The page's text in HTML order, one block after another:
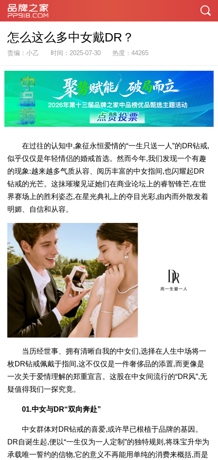
怎么这么多中女戴DR？
责编：小乙 时间：2025-07-30 热度：44265
在过往的认知中,象征永恒爱情的“一生只送一人”的DR钻戒,
似乎仅仅是年轻情侣的婚戒首选。然而今年,我们发现一个有趣
的现象:越来越多气质从容、阅历丰富的中女指间,也闪耀起DR
钻戒的光芒。这抹璀璨见证她们在商业论坛上的睿智锋芒,在世
界赛场上的胜利姿态,在星光典礼上的夺目光彩,由内而外散发着
明媚、自信和从容。
当历经世事、拥有清晰自我的中女们,选择在人生中场将一
枚DR钻戒佩戴于指间,这不仅仅是一件奢侈品的添置,而更像是
一次关于爱情理解的郑重宣言。这股在中女间流行的“DR风”,无
疑值得我们一探究竟。
01.中女与DR“双向奔赴”
中女群体对DR钻戒的喜爱,或许早已根植于品牌的基因。
DR自诞生起,便以“一生仅为一人定制”的独特规则,将珠宝升华为
承载唯一誓约的信物,它的意义不再能用单纯的消费来概括,而是